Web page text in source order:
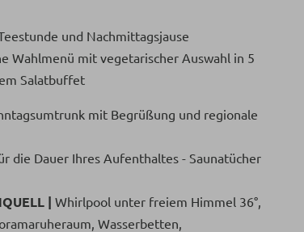
und Nachmittagsjause
Wahlmenü mit vegetarischer Auswahl in 5
Salatbuffet
mit Begrüßung und regionale
die Dauer Ihres Aufenthaltes - Saunatücher
| Whirlpool unter freiem Himmel 36°,
Wasserbetten,